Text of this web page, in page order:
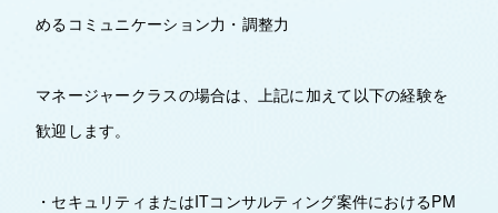
めるコミュニケーション力・調整力
マネージャークラスの場合は、上記に加えて以下の経験を
歓迎します。
・セキュリティまたはITコンサルティング案件におけるPM